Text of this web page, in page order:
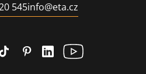
545info@eta.cz